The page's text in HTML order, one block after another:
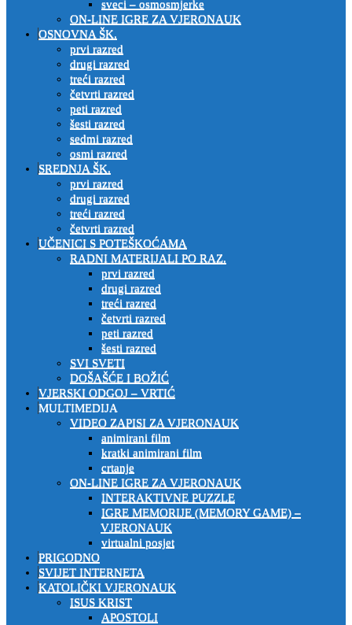
sveci – osmosmjerke
ON-LINE IGRE ZA VJERONAUK
OSNOVNA ŠK.
prvi razred
drugi razred
treći razred
četvrti razred
peti razred
šesti razred
sedmi razred
osmi razred
SREDNJA ŠK.
prvi razred
drugi razred
treći razred
četvrti razred
UČENICI S POTEŠKOĆAMA
RADNI MATERIJALI PO RAZ.
prvi razred
drugi razred
treći razred
četvrti razred
peti razred
šesti razred
SVI SVETI
DOŠAŠĆE I BOŽIĆ
VJERSKI ODGOJ – VRTIĆ
MULTIMEDIJA
VIDEO ZAPISI ZA VJERONAUK
animirani film
kratki animirani film
crtanje
ON-LINE IGRE ZA VJERONAUK
INTERAKTIVNE PUZZLE
IGRE MEMORIJE (MEMORY GAME) –
VJERONAUK
virtualni posjet
PRIGODNO
SVIJET INTERNETA
KATOLIČKI VJERONAUK
ISUS KRIST
APOSTOLI